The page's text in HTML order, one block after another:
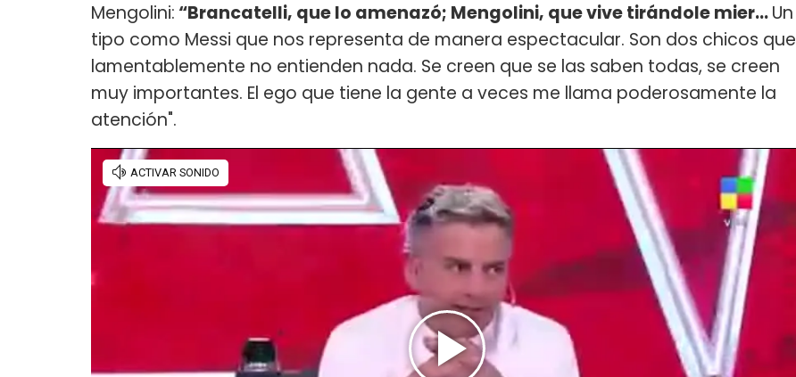
Mengolini: “Brancatelli, que lo amenazó; Mengolini, que vive tirándole mier...Un
tipo como Messi que nos representa de manera espectacular. Son dos chicos que
lamentablemente no entienden nada. Se creen que se las saben todas, se creen
muy importantes. El ego que tiene la gente a veces me llama poderosamente la
atención".